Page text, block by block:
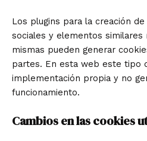
Los plugins para la creación
sociales y elementos similares
mismas pueden generar
partes. En esta web este tipo
implementación propia y no
funcionamiento.
Cambios en las cookies